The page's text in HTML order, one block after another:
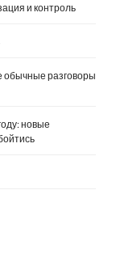
и контроль
обычные разговоры
новые